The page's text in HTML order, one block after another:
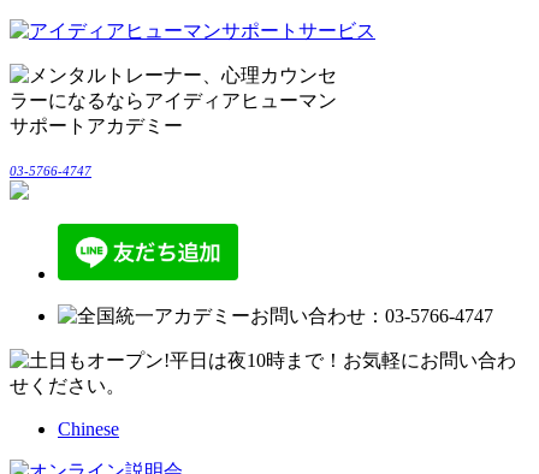
03-5766-4747
Chinese